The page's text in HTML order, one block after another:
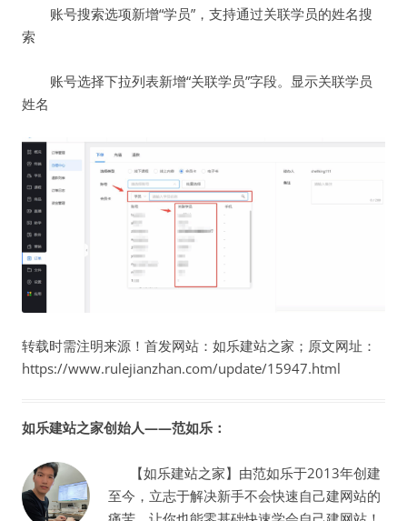
账号搜索选项新增“学员”，支持通过关联学员的姓名搜
索
账号选择下拉列表新增“关联学员”字段。显示关联学员
姓名
转载时需注明来源！首发网站：如乐建站之家；原文网址：
https://www.rulejianzhan.com/update/15947.html
如乐建站之家创始人——范如乐：
【如乐建站之家】由范如乐于2013年创建
至今，立志于解决新手不会快速自己建网站的